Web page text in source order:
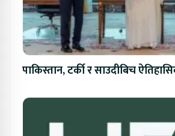
पाकिस्तान, टर्की र साउदीबिच